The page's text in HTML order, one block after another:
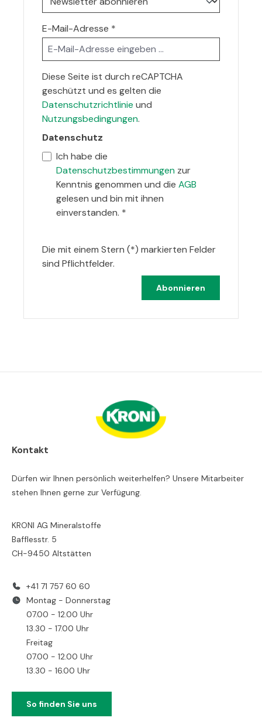
E-Mail-Adresse *
Diese Seite ist durch reCAPTCHA
geschützt und es gelten die
Datenschutzrichtlinie und
Nutzungsbedingungen.
Datenschutz
Ich habe die
Datenschutzbestimmungen zur
Kenntnis genommen und die AGB
gelesen und bin mit ihnen
einverstanden. *
Die mit einem Stern (*) markierten Felder
sind Pflichtfelder.
Abonnieren
Kontakt
Dürfen wir Ihnen persönlich weiterhelfen? Unsere Mitarbeiter
stehen Ihnen gerne zur Verfügung.
KRONI AG Mineralstoffe
Bafflesstr. 5
CH-9450 Altstätten
+41 71 757 60 60
Montag - Donnerstag
07.00 - 12.00 Uhr
13.30 - 17.00 Uhr
Freitag
07.00 - 12.00 Uhr
13.30 - 16.00 Uhr
So finden Sie uns